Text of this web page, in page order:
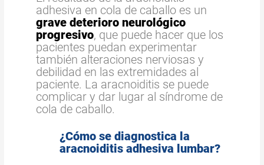
adhesiva en cola de caballo es un
grave deterioro neurológico
progresivo, que puede hacer que los
pacientes puedan experimentar
también alteraciones nerviosas y
debilidad en las extremidades al
paciente. La aracnoiditis se puede
complicar y dar lugar al síndrome de
cola de caballo.
¿Cómo se diagnostica la
aracnoiditis adhesiva lumbar?